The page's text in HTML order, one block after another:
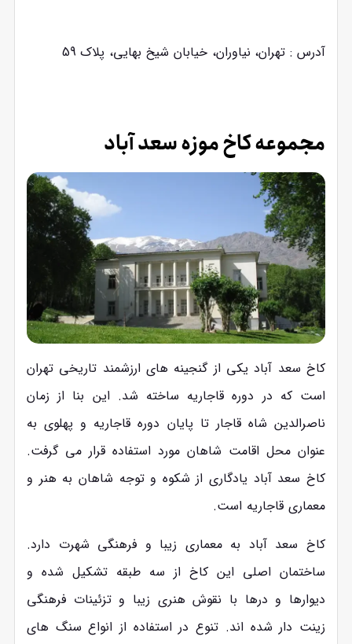
آدرس : تهران، نیاوران، خیابان شیخ بهایی، پلاک 59
مجموعه کاخ موزه سعد آباد
کاخ سعد آباد یکی از گنجینه ‌های ارزشمند تاریخی تهران
است که در دوره قاجاریه ساخته شد. این بنا از زمان
ناصرالدین‌ شاه قاجار تا پایان دوره قاجاریه و پهلوی به
عنوان محل اقامت شاهان مورد استفاده قرار می ‌گرفت.
کاخ سعد آباد یادگاری از شکوه و توجه شاهان به هنر و
معماری قاجاریه است.
کاخ سعد آباد به معماری زیبا و فرهنگی شهرت دارد.
ساختمان اصلی این کاخ از سه طبقه تشکیل شده و
دیوارها و درها با نقوش هنری زیبا و تزئینات فرهنگی
زینت ‌دار شده ‌اند. تنوع در استفاده از انواع سنگ‌ های